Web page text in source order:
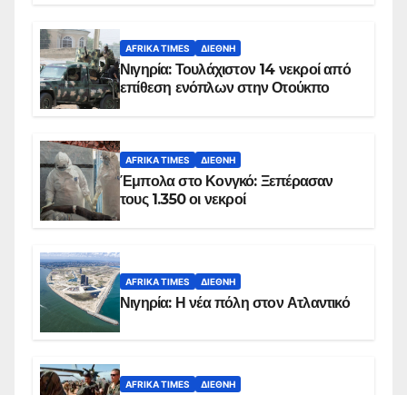
AFRIKA TIMES ΔΙΕΘΝΉ
Νιγηρία: Τουλάχιστον 14 νεκροί από
επίθεση ενόπλων στην Οτούκπο
AFRIKA TIMES ΔΙΕΘΝΉ
Έμπολα στο Κονγκό: Ξεπέρασαν
τους 1.350 οι νεκροί
AFRIKA TIMES ΔΙΕΘΝΉ
Νιγηρία: Η νέα πόλη στον Ατλαντικό
AFRIKA TIMES ΔΙΕΘΝΉ